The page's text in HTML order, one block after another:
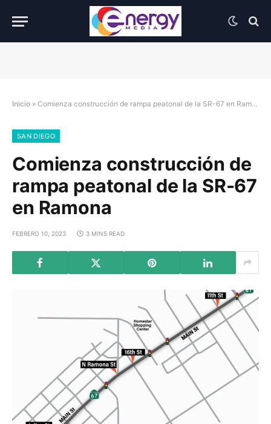
Inicio » Comienza construcción de rampa peatonal de la SR-67 en Ramona
SAN DIEGO
Comienza construcción de
rampa peatonal de la SR-67
en Ramona
FEBRERO 10, 2023 3 MINS READ